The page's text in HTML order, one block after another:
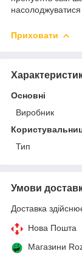
Приховати
Основні
Виробник
Тип
Умови
Доставка
Нова Пошта
Магазини